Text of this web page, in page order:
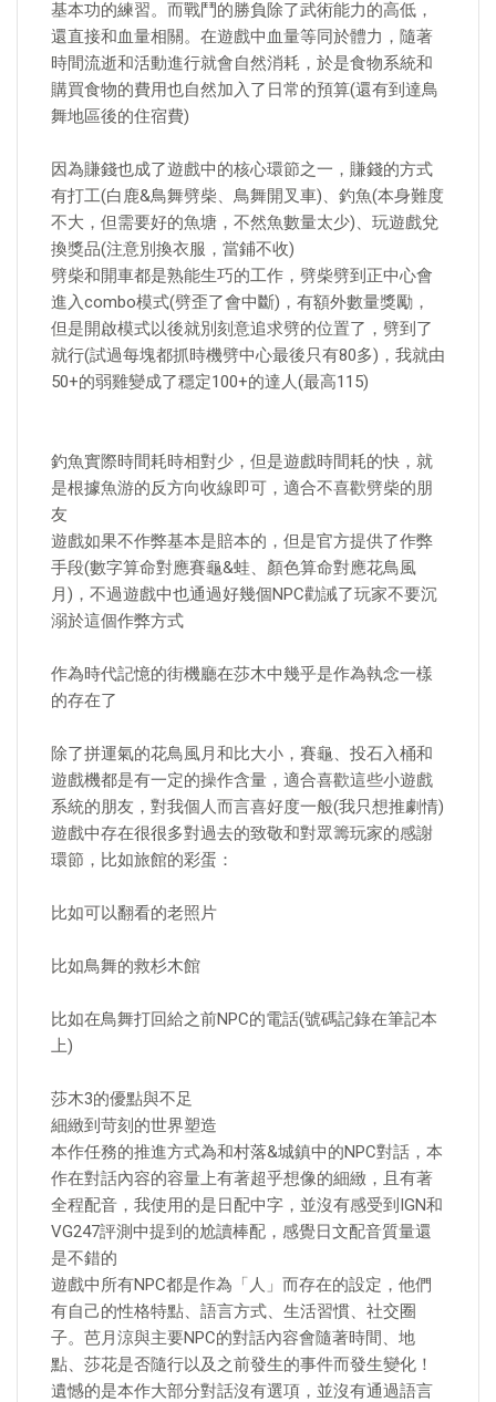
基本功的練習。而戰鬥的勝負除了武術能力的高低，
還直接和血量相關。在遊戲中血量等同於體力，隨著
時間流逝和活動進行就會自然消耗，於是食物系統和
購買食物的費用也自然加入了日常的預算(還有到達鳥
舞地區後的住宿費)
因為賺錢也成了遊戲中的核心環節之一，賺錢的方式
有打工(白鹿&鳥舞劈柴、鳥舞開叉車)、釣魚(本身難度
不大，但需要好的魚塘，不然魚數量太少)、玩遊戲兌
換獎品(注意別換衣服，當鋪不收)
劈柴和開車都是熟能生巧的工作，劈柴劈到正中心會
進入combo模式(劈歪了會中斷)，有額外數量獎勵，
但是開啟模式以後就別刻意追求劈的位置了，劈到了
就行(試過每塊都抓時機劈中心最後只有80多)，我就由
50+的弱雞變成了穩定100+的達人(最高115)
釣魚實際時間耗時相對少，但是遊戲時間耗的快，就
是根據魚游的反方向收線即可，適合不喜歡劈柴的朋
友
遊戲如果不作弊基本是賠本的，但是官方提供了作弊
手段(數字算命對應賽龜&蛙、顏色算命對應花鳥風
月)，不過遊戲中也通過好幾個NPC勸誡了玩家不要沉
溺於這個作弊方式
作為時代記憶的街機廳在莎木中幾乎是作為執念一樣
的存在了
除了拼運氣的花鳥風月和比大小，賽龜、投石入桶和
遊戲機都是有一定的操作含量，適合喜歡這些小遊戲
系統的朋友，對我個人而言喜好度一般(我只想推劇情)
遊戲中存在很很多對過去的致敬和對眾籌玩家的感謝
環節，比如旅館的彩蛋：
比如可以翻看的老照片
比如鳥舞的救杉木館
比如在鳥舞打回給之前NPC的電話(號碼記錄在筆記本
上)
莎木3的優點與不足
細緻到苛刻的世界塑造
本作任務的推進方式為和村落&城鎮中的NPC對話，本
作在對話內容的容量上有著超乎想像的細緻，且有著
全程配音，我使用的是日配中字，並沒有感受到IGN和
VG247評測中提到的尬讀棒配，感覺日文配音質量還
是不錯的
遊戲中所有NPC都是作為「人」而存在的設定，他們
有自己的性格特點、語言方式、生活習慣、社交圈
子。芭月涼與主要NPC的對話內容會隨著時間、地
點、莎花是否隨行以及之前發生的事件而發生變化！
遺憾的是本作大部分對話沒有選項，並沒有通過語言